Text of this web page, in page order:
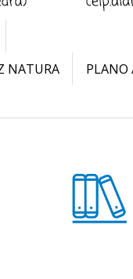
NATURA
PLANO